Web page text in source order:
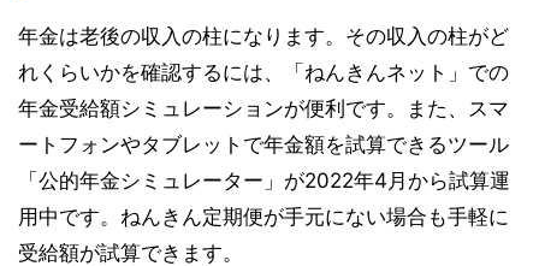
年金は老後の収入の柱になります。その収入の柱がど
れくらいかを確認するには、「ねんきんネット」での
年金受給額シミュレーションが便利です。また、スマ
ートフォンやタブレットで年金額を試算できるツール
「公的年金シミュレーター」が2022年4月から試算運
用中です。ねんきん定期便が手元にない場合も手軽に
受給額が試算できます。